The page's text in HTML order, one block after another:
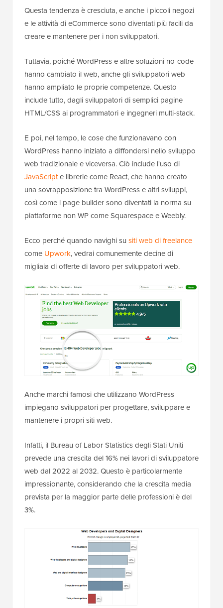
Questa tendenza è cresciuta, e anche i piccoli negozi
e le attività di eCommerce sono diventati più facili da
creare e mantenere per i non sviluppatori.
Tuttavia, poiché WordPress e altre soluzioni no-code
hanno cambiato il web, anche gli sviluppatori web
hanno ampliato le proprie competenze. Questo
include tutto, dagli sviluppatori di semplici pagine
HTML/CSS ai programmatori e ingegneri multi-stack.
E poi, nel tempo, le cose che funzionavano con
WordPress hanno iniziato a diffondersi nello sviluppo
web tradizionale e viceversa. Ciò include l'uso di
JavaScripte librerie come React, che hanno creato
una sovrapposizione tra WordPress e altri sviluppi,
così come i page builder sono diventati la norma su
piattaforme non WP come Squarespace e Weebly.
Ecco perché quando navighi su siti web di freelance
come Upwork, vedrai comunemente decine di
migliaia di offerte di lavoro per sviluppatori web.
Anche marchi famosi che utilizzano WordPress
impiegano sviluppatori per progettare, sviluppare e
mantenere i propri siti web.
Infatti, il Bureau of Labor Statistics degli Stati Uniti
prevede una crescita del 16% nei lavori di sviluppatore
web dal 2022 al 2032. Questo è particolarmente
impressionante, considerando che la crescita media
prevista per la maggior parte delle professioni è del
3%.